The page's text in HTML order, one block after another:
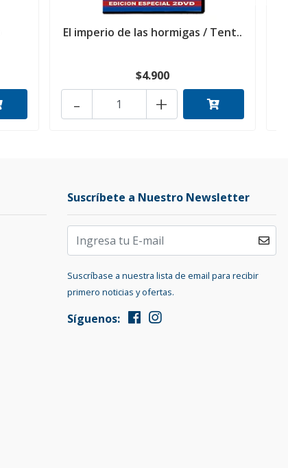
El imperio de las hormigas / Tent..
$4.900
+
-
Suscríbete a Nuestro Newsletter
Suscríbase a nuestra lista de email para recibir
primero noticias y ofertas.
Síguenos: